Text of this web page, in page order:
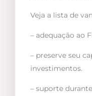
Veja a lista de
– adequação ao
– preserve seu
investimentos.
– suporte